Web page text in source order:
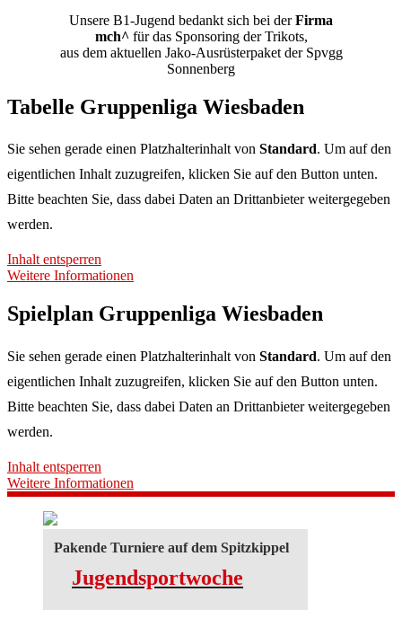
Unsere B1-Jugend bedankt sich bei derFirma
mch^für das Sponsoring der Trikots,
aus dem aktuellen Jako-Ausrüsterpaket der Spvgg
Sonnenberg
Tabelle Gruppenliga Wiesbaden
Sie sehen gerade einen Platzhalterinhalt von Standard. Um auf den
eigentlichen Inhalt zuzugreifen, klicken Sie auf den Button unten.
Bitte beachten Sie, dass dabei Daten an Drittanbieter weitergegeben
werden.
Inhalt entsperren
Weitere Informationen
Spielplan Gruppenliga Wiesbaden
Sie sehen gerade einen Platzhalterinhalt von Standard. Um auf den
eigentlichen Inhalt zuzugreifen, klicken Sie auf den Button unten.
Bitte beachten Sie, dass dabei Daten an Drittanbieter weitergegeben
werden.
Inhalt entsperren
Weitere Informationen
Pakende Turniere auf dem Spitzkippel
Jugendsportwoche